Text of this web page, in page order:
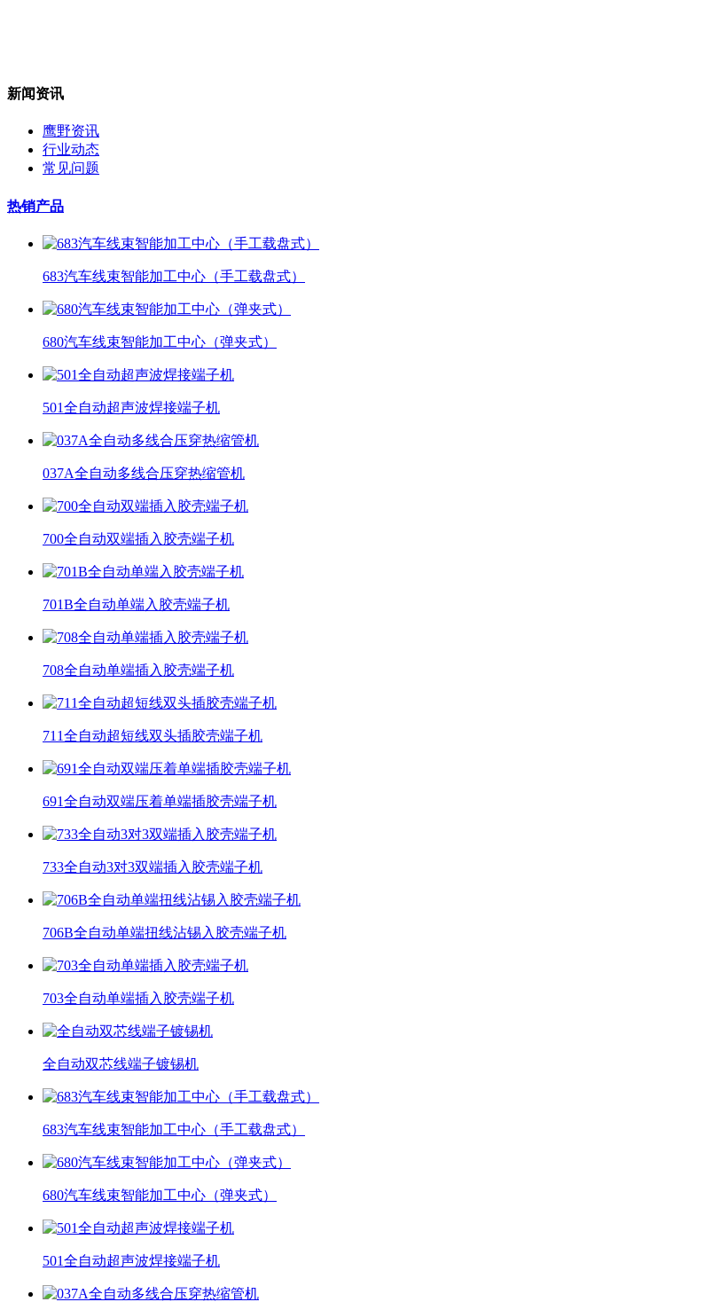
新闻资讯
鹰野资讯
行业动态
常见问题
热销产品
683汽车线束智能加工中心（手工载盘式）
680汽车线束智能加工中心（弹夹式）
501全自动超声波焊接端子机
037A全自动多线合压穿热缩管机
700全自动双端插入胶壳端子机
701B全自动单端入胶壳端子机
708全自动单端插入胶壳端子机
711全自动超短线双头插胶壳端子机
691全自动双端压着单端插胶壳端子机
733全自动3对3双端插入胶壳端子机
706B全自动单端扭线沾锡入胶壳端子机
703全自动单端插入胶壳端子机
全自动双芯线端子镀锡机
683汽车线束智能加工中心（手工载盘式）
680汽车线束智能加工中心（弹夹式）
501全自动超声波焊接端子机